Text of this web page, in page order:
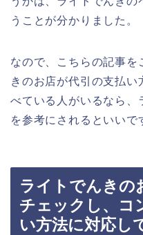
うことが分かりました。
なので、こちらの記事を
きのお店が代引の支払い
べている人がいるなら、
を参考にされるといいで
ライトでんきの
チェックし、コ
い方法に対応し